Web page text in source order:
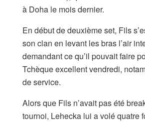
à Doha le mois dernier.
En début de deuxième set, Fils
son clan en levant les bras l’air
demandant ce qu’il pouvait faire
Tchèque excellent vendredi,
de service.
Alors que Fils n’avait pas été
tournoi, Lehecka lui a volé quatre